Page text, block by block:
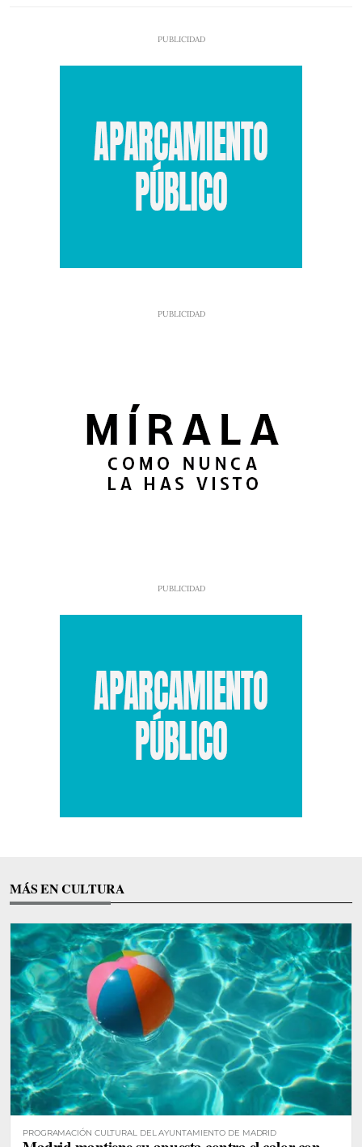
MÁS EN CULTURA
PROGRAMACIÓN CULTURAL DEL AYUNTAMIENTO DE MADRID